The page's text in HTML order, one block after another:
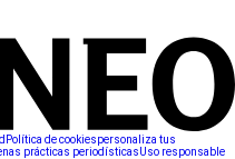
Política de cookiespersonaliza tus
prácticas periodísticasUso responsable